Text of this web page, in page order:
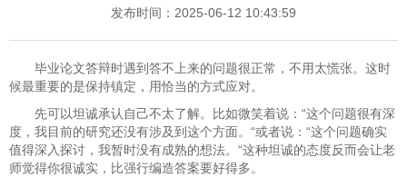
发布时间：2025-06-12 10:43:59
毕业论文答辩时遇到答不上来的问题很正常，不用太慌张。这时
候最重要的是保持镇定，用恰当的方式应对。
先可以坦诚承认自己不太了解。比如微笑着说：“这个问题很有深
度，我目前的研究还没有涉及到这个方面。“或者说：“这个问题确实
值得深入探讨，我暂时没有成熟的想法。“这种坦诚的态度反而会让老
师觉得你很诚实，比强行编造答案要好得多。